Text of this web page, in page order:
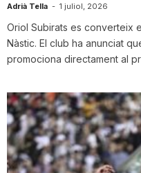
Adrià Tella - 1 juliol, 2026
Oriol Subirats es converteix
Nàstic. El club ha anunciat
promociona directament al